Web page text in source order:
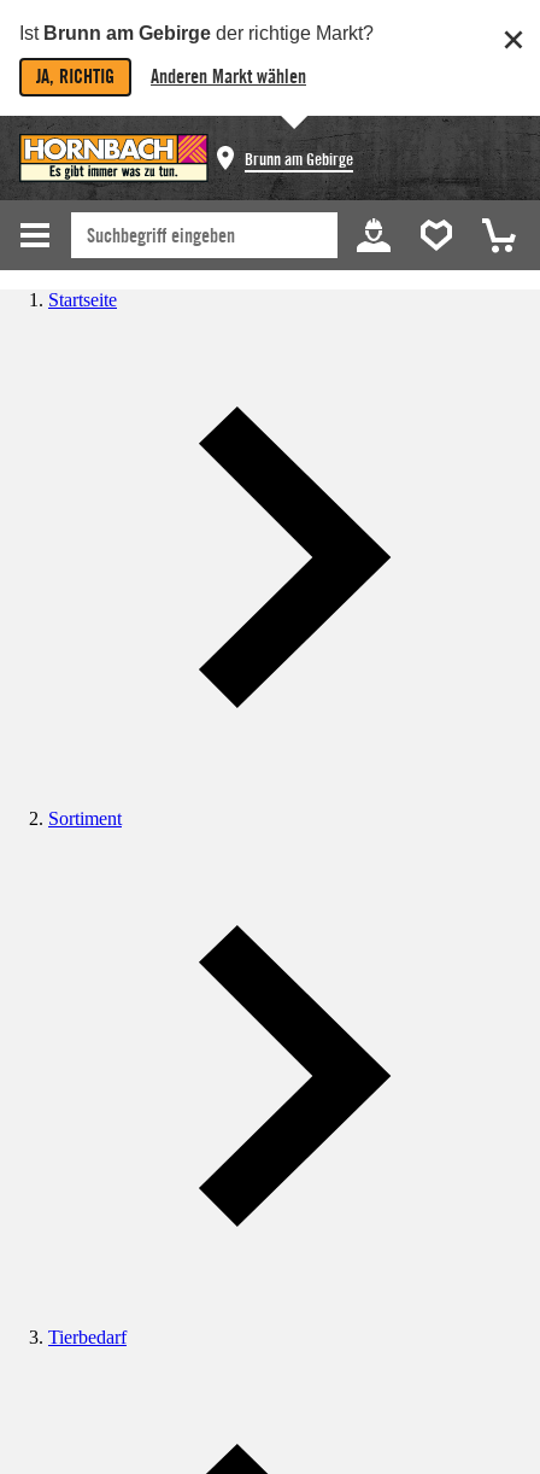
Ist Brunn am Gebirge der richtige Markt?
JA, RICHTIG Anderen Markt wählen
Brunn am Gebirge
Startseite
Sortiment
Tierbedarf